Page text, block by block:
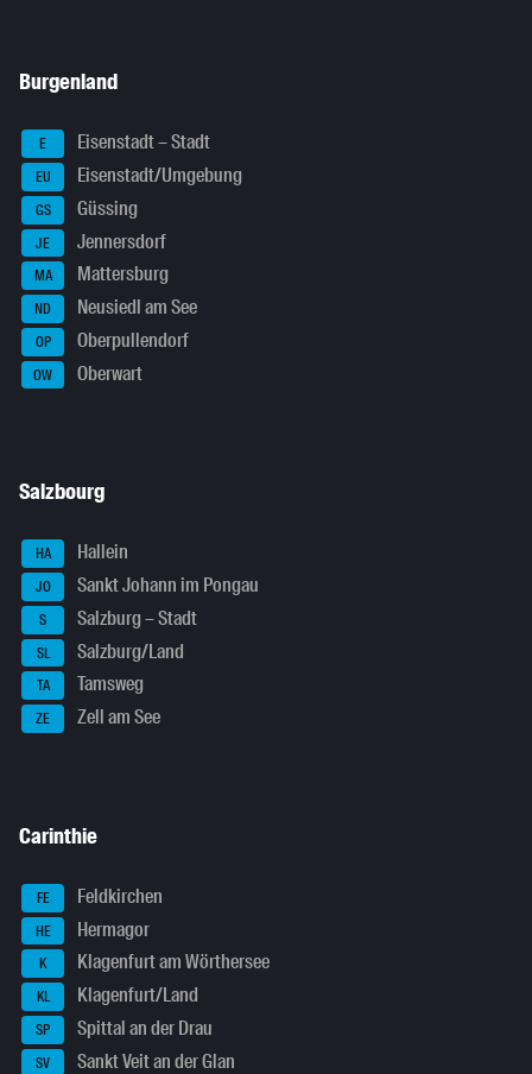
Burgenland
E Eisenstadt – Stadt
EU Eisenstadt/Umgebung
GS Güssing
JE Jennersdorf
MA Mattersburg
ND Neusiedl am See
OP Oberpullendorf
OW Oberwart
Salzbourg
HA Hallein
JO Sankt Johann im Pongau
S Salzburg – Stadt
SL Salzburg/Land
TA Tamsweg
ZE Zell am See
Carinthie
FE Feldkirchen
HE Hermagor
K Klagenfurt am Wörthersee
KL Klagenfurt/Land
SP Spittal an der Drau
SV Sankt Veit an der Glan